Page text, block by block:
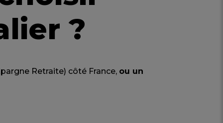
?
Retraite) côté France, ou un